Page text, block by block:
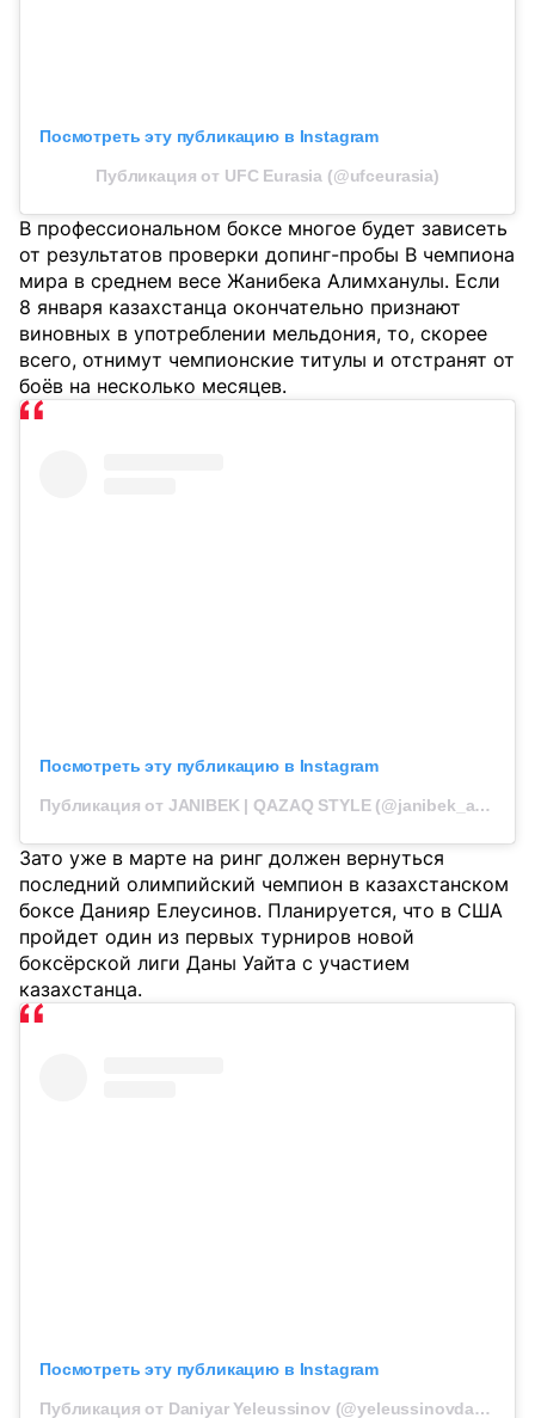
Посмотреть эту публикацию в Instagram
Публикация от UFC Eurasia (@ufceurasia)
В профессиональном боксе многое будет зависеть
от результатов проверки допинг-пробы B чемпиона
мира в среднем весе Жанибека Алимханулы. Если
8 января казахстанца окончательно признают
виновных в употреблении мельдония, то, скорее
всего, отнимут чемпионские титулы и отстранят от
боёв на несколько месяцев.
Посмотреть эту публикацию в Instagram
Публикация от JANIBEK | QAZAQ STYLE (@janibek_alimkhanuly)
Зато уже в марте на ринг должен вернуться
последний олимпийский чемпион в казахстанском
боксе Данияр Елеусинов. Планируется, что в США
пройдет один из первых турниров новой
боксёрской лиги Даны Уайта с участием
казахстанца.
Посмотреть эту публикацию в Instagram
Публикация от Daniyar Yeleussinov (@yeleussinovdaniyar)